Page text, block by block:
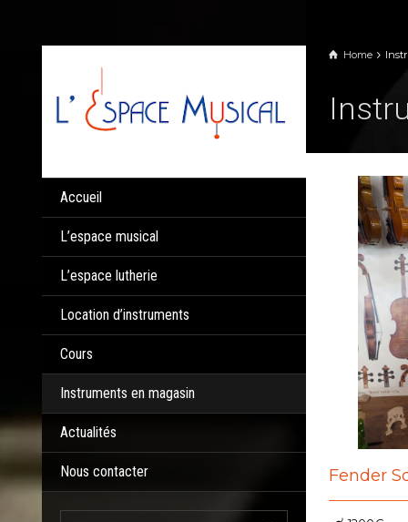
Accueil
L’espace musical
L’espace lutherie
Location d’instruments
Cours
Instruments en magasin
Actualités
Nous contacter
Home
Fender